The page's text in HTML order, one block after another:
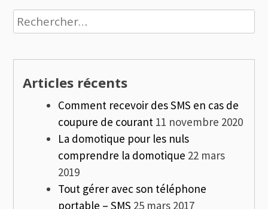
Rechercher :
Articles récents
Comment recevoir des SMS en cas de
coupure de courant 11 novembre 2020
La domotique pour les nuls
comprendre la domotique 22 mars
2019
Tout gérer avec son téléphone
portable – SMS 25 mars 2017